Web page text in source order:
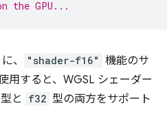
the GPU...
、 "shader-f16" 機能のサ
用すると、WGSL シェーダー
型と f32 型の両方をサポート